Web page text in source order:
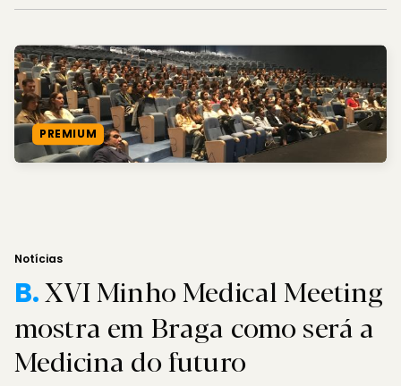
PREMIUM
Notícias
B.XVI Minho Medical Meeting
mostra em Braga como será a
Medicina do futuro